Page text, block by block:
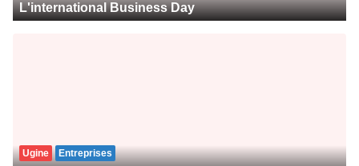
L'international Business Day
Ugine Entreprises